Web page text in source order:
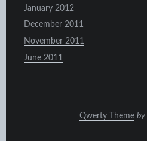
January 2012
December 2011
November 2011
June 2011
Qwerty Theme by